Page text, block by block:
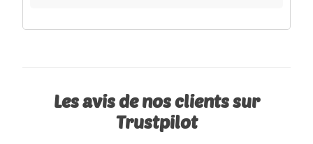
Les avis de nos clients sur
Trustpilot